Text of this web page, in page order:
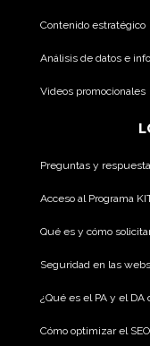
Contenido estratégico
Análisis de datos e
Videos promocionales
Preguntas y
Acceso al Programa
Qué es y cómo
Seguridad en las webs
¿Qué es el PA y el DA
Cómo optimizar el